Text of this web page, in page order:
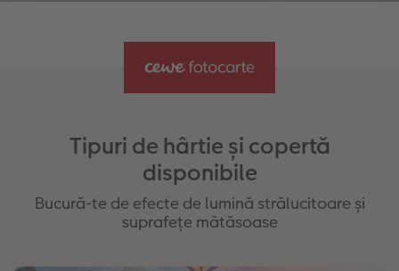
Lac cu efect: rose gold, auriu sau argintiu
Tipuri de hârtie și copertă
disponibile
Bucură-te de efecte de lumină strălucitoare și
suprafețe mătăsoase